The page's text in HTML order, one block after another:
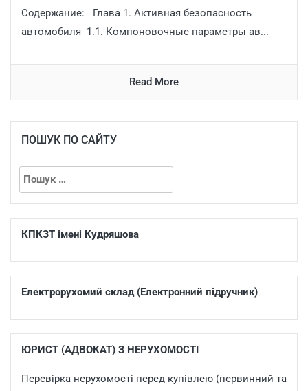
Содержание: Глава 1. Активная безопасность
автомобиля 1.1. Компоновочные параметры ав...
Read More
ПОШУК ПО САЙТУ
КПКЗТ імені Кудряшова
Електрорухомий склад (Електронний підручник)
ЮРИСТ (АДВОКАТ) З НЕРУХОМОСТІ
Перевірка нерухомості перед купівлею (первинний та